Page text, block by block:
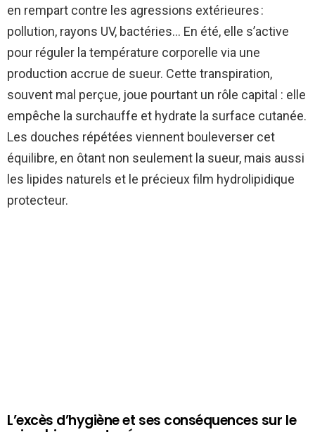
en rempart contre les agressions extérieures :
pollution, rayons UV, bactéries… En été, elle s’active
pour réguler la température corporelle via une
production accrue de sueur. Cette transpiration,
souvent mal perçue, joue pourtant un rôle capital : elle
empêche la surchauffe et hydrate la surface cutanée.
Les douches répétées viennent bouleverser cet
équilibre, en ôtant non seulement la sueur, mais aussi
les lipides naturels et le précieux film hydrolipidique
protecteur.
L’excès d’hygiène et ses conséquences sur le